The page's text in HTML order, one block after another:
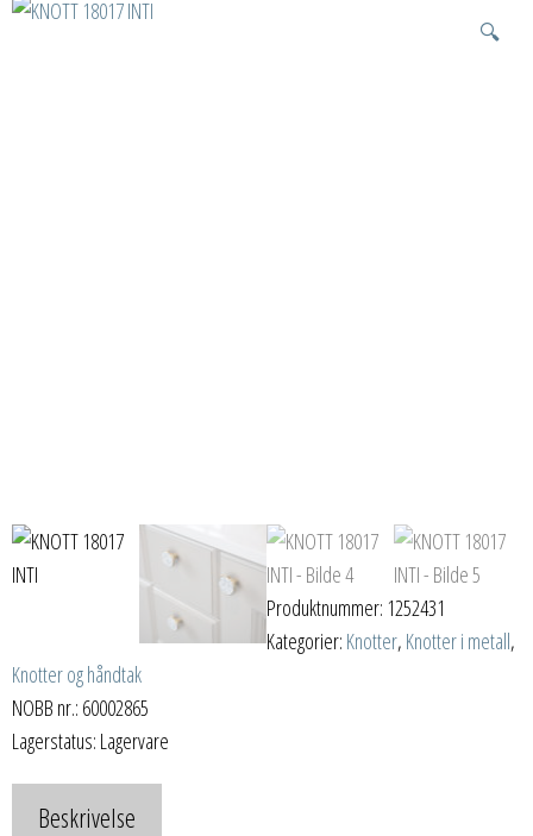
🔍
Produktnummer: 1252431
Kategorier: Knotter, Knotter i metall,
Knotter og håndtak
NOBB nr.: 60002865
Lagerstatus: Lagervare
Beskrivelse